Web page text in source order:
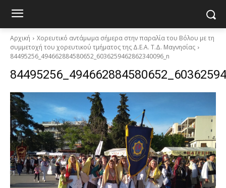
Αρχική
Χορευτικό αντάμωμα σήμερα στην παραλία του Βόλου με τη
συμμετοχή του χορευτικού τμήματος της Δ.Ε.Α. Τ.Δ. Μαγνησίας
84495256_494662884580652_6036259462862340096_n